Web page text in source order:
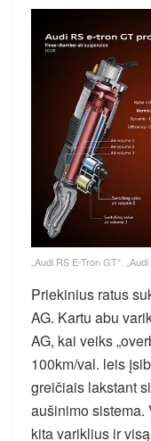
„Audi RS E-Tron GT“.
Priekinius ratus
AG. Kartu abu
AG, kai veiks
100km/val. leis
greičiais lakstant
aušinimo sistema.
kita variklius ir